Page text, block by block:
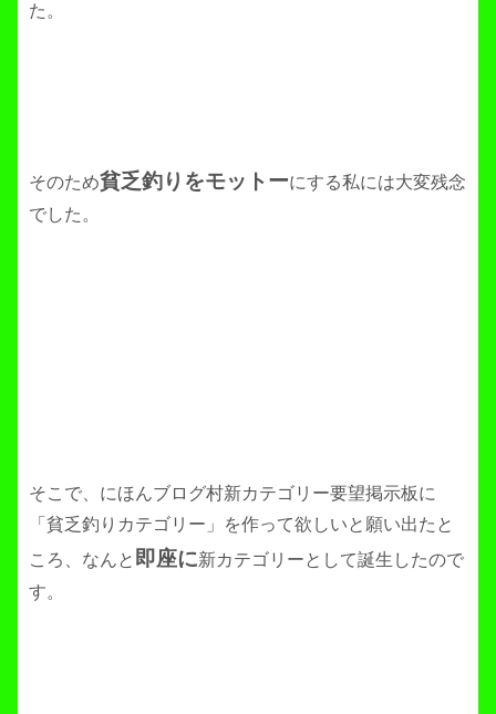
た。
そのため貧乏釣りをモットーにする私には大変残念
でした。
そこで、にほんブログ村新カテゴリー要望掲示板に
「貧乏釣りカテゴリー」を作って欲しいと願い出たと
ころ、なんと 即座に新カテゴリーとして誕生したので
す。